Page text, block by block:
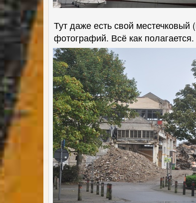
Тут даже есть свой
фотографий. Всё как